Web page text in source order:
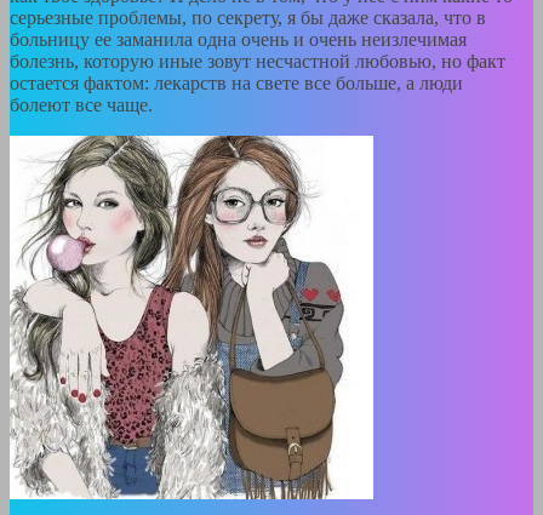
серьезные проблемы, по секрету, я бы даже сказала, что в
больницу ее заманила одна очень и очень неизлечимая
болезнь, которую иные зовут несчастной любовью, но факт
остается фактом: лекарств на свете все больше, а люди
болеют все чаще.